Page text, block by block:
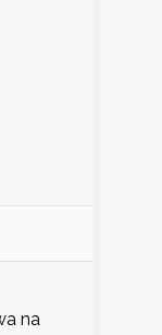
na